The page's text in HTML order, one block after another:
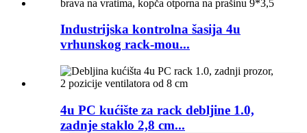
Industrijska kontrolna šasija 4u
vrhunskog rack-mou...
4u PC kućište za rack debljine 1.0,
zadnje staklo 2,8 cm...